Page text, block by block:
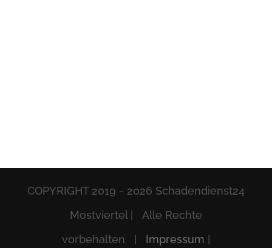
COPYRIGHT 2019 - 2026 Schadendienst24
Mostviertel | Alle Rechte
vorbehalten | Impressum